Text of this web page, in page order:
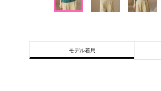
モデル着用